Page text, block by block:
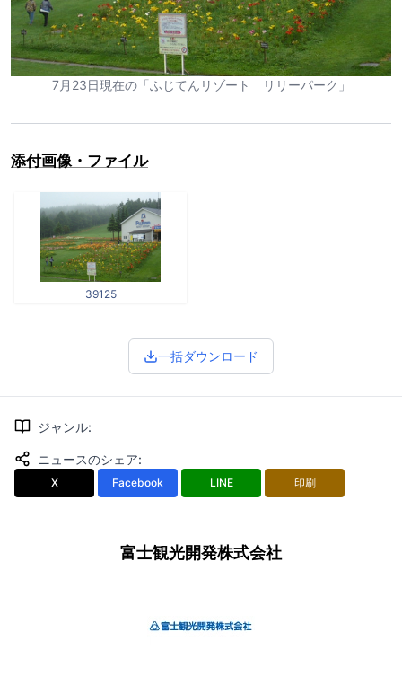
7月23日現在の「ふじてんリゾート リリーパーク」
添付画像・ファイル
39125
一括ダウンロード
ジャンル:
ニュースのシェア:
X Facebook LINE 印刷
富士観光開発株式会社